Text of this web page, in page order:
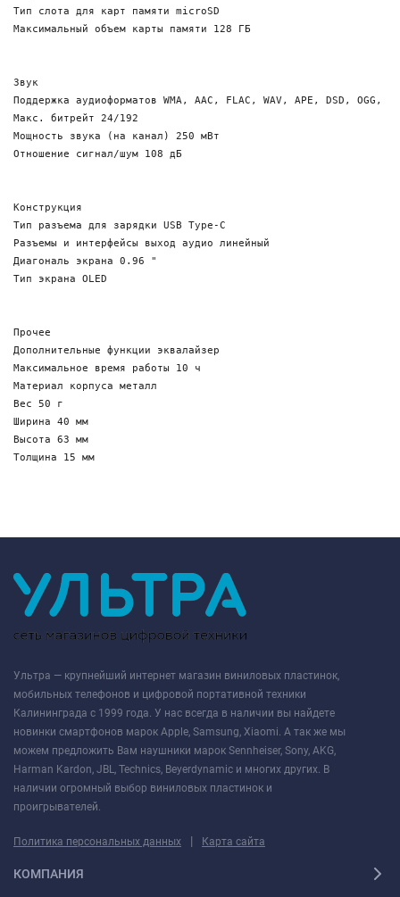
Тип слота для карт памяти microSD
Максимальный объем карты памяти 128 ГБ
Звук
Поддержка аудиоформатов WMA, AAC, FLAC, WAV, APE, DSD, OGG,
Макс. битрейт 24/192
Мощность звука (на канал) 250 мВт
Отношение сигнал/шум 108 дБ
Конструкция
Тип разъема для зарядки USB Type-C
Разъемы и интерфейсы выход аудио линейный
Диагональ экрана 0.96 "
Тип экрана OLED
Прочее
Дополнительные функции эквалайзер
Максимальное время работы 10 ч
Материал корпуса металл
Вес 50 г
Ширина 40 мм
Высота 63 мм
Ультра — крупнейший интернет магазин виниловых пластинок,
мобильных телефонов и цифровой портативной техники
Калининграда с 1999 года. У нас всегда в наличии вы найдете
новинки смартфонов марок Apple, Samsung, Xiaomi. А так же мы
можем предложить Вам наушники марок Sennheiser, Sony, AKG,
Harman Kardon, JBL, Technics, Beyerdynamic и многих других. В
наличии огромный выбор виниловых пластинок и
проигрывателей.
Политика персональных данных | Карта сайта
КОМПАНИЯ